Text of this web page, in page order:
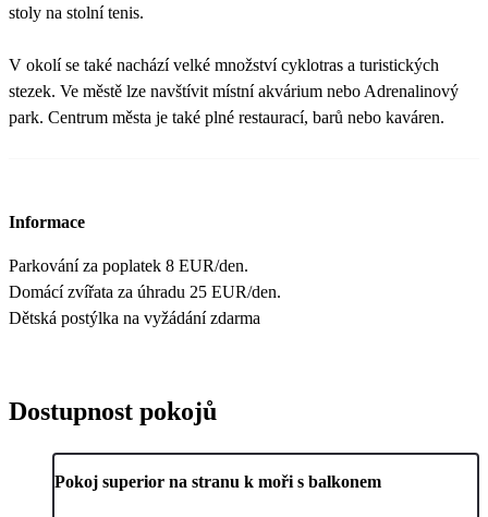
stoly na stolní tenis.
V okolí se také nachází velké množství cyklotras a turistických
stezek. Ve městě lze navštívit místní akvárium nebo Adrenalinový
park. Centrum města je také plné restaurací, barů nebo kaváren.
Informace
Parkování za poplatek 8 EUR/den.
Domácí zvířata za úhradu 25 EUR/den.
Dětská postýlka na vyžádání zdarma
Dostupnost pokojů
Pokoj superior na stranu k moři s balkonem